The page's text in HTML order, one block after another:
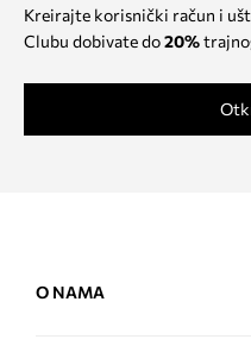
Kreirajte korisnički račun i
Clubu dobivate do20%
O NAMA